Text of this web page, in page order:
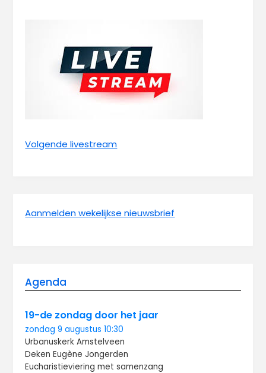
Volgende livestream
Aanmelden wekelijkse nieuwsbrief
Agenda
19-de zondag door het jaar
zondag 9 augustus10:30
Urbanuskerk Amstelveen
Deken Eugène Jongerden
Eucharistieviering met samenzang